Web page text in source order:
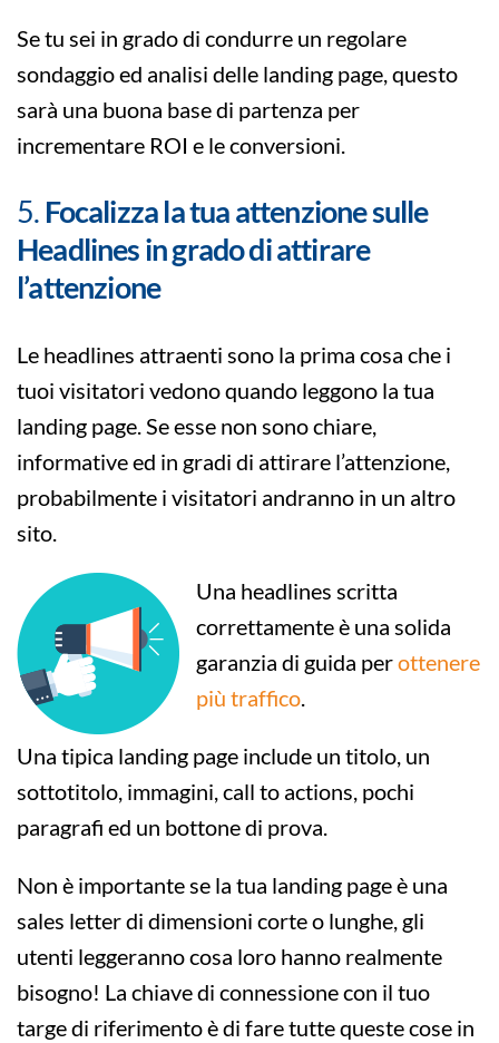
Se tu sei in grado di condurre un regolare
sondaggio ed analisi delle landing page, questo
sarà una buona base di partenza per
incrementare ROI e le conversioni.
5. Focalizza la tua attenzione sulle
Headlines in grado di attirare
l’attenzione
Le headlines attraenti sono la prima cosa che i
tuoi visitatori vedono quando leggono la tua
landing page. Se esse non sono chiare,
informative ed in gradi di attirare l’attenzione,
probabilmente i visitatori andranno in un altro
sito.
Una headlines scritta
correttamente è una solida
garanzia di guida perottenere
più traffico.
Una tipica landing page include un titolo, un
sottotitolo, immagini, call to actions, pochi
paragrafi ed un bottone di prova.
Non è importante se la tua landing page è una
sales letter di dimensioni corte o lunghe, gli
utenti leggeranno cosa loro hanno realmente
bisogno! La chiave di connessione con il tuo
targe di riferimento è di fare tutte queste cose in